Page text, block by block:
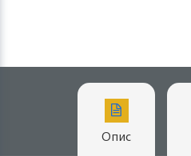
Опис